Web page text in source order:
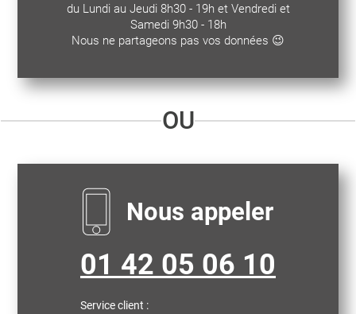
du Lundi au Jeudi 8h30 - 19h et Vendredi et
Samedi 9h30 - 18h
Nous ne partageons pas vos données 😉
OU
Nous appeler
01 42 05 06 10
Service client :